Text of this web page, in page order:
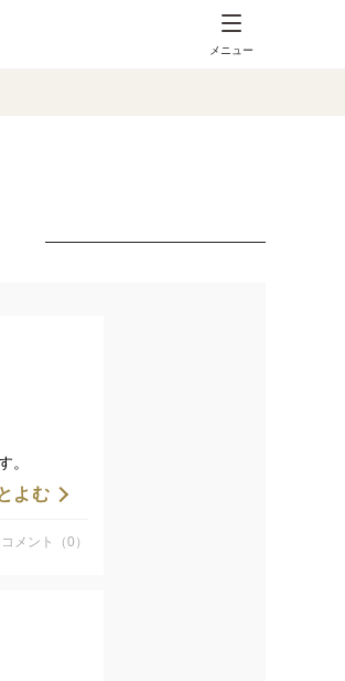
メニュー
。
申し上げ
よむ
コメント（0）